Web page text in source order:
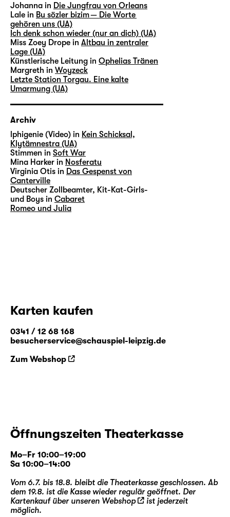
Johanna in Die Jungfrau von Orleans
Lale in Bu sözler bizim — Die Worte
gehören uns (UA)
Ich denk schon wieder (nur an dich) (UA)
Miss Zoey Drope in Altbau in zentraler
Lage (UA)
Künstlerische Leitung in Ophelias Tränen
Margreth in Woyzeck
Letzte Station Torgau. Eine kalte
Umarmung (UA)
Archiv
lphigenie (Video) in Kein Schicksal,
Klytämnestra (UA)
Stimmen in Soft War
Mina Harker in Nosferatu
Virginia Otis in Das Gespenst von
Canterville
Deutscher Zollbeamter, Kit-Kat-Girls-
und Boys in Cabaret
Romeo und Julia
Karten kaufen
0341 / 12 68 168
besucherservice@schauspiel-leipzig.de
Zum Webshop
Öffnungszeiten Theaterkasse
Mo–Fr 10:00–19:00
Sa 10:00–14:00
Vom 6.7. bis 18.8. bleibt die Theaterkasse geschlossen. Ab
dem 19.8. ist die Kasse wieder regulär geöffnet. Der
Kartenkauf über unseren Webshop
ist jederzeit
möglich.